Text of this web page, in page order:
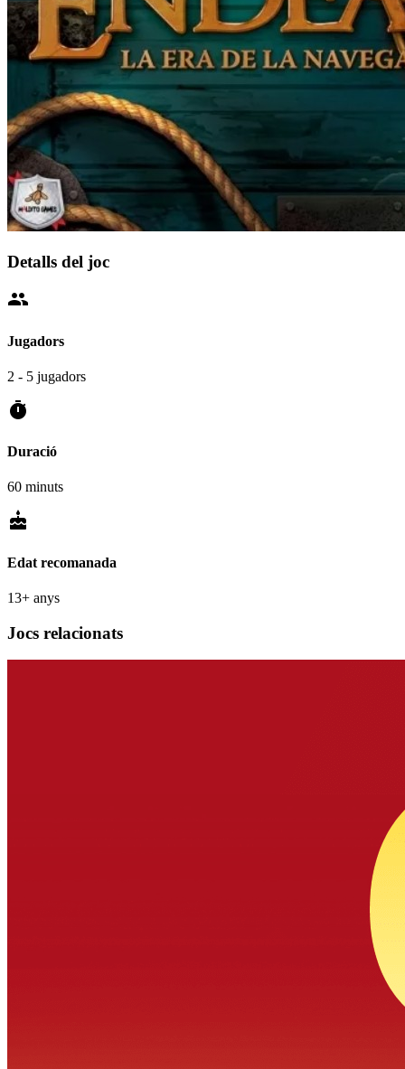
Detalls del joc
people
Jugadors
2 - 5 jugadors
timer
Duració
60 minuts
cake
Edat recomanada
13+ anys
Jocs relacionats